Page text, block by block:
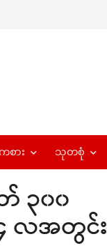
စား သုတစုံ
၃၀၀
လအတွင်း